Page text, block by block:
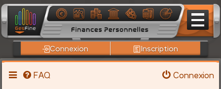
Connexion Inscription
FAQ
Connexion